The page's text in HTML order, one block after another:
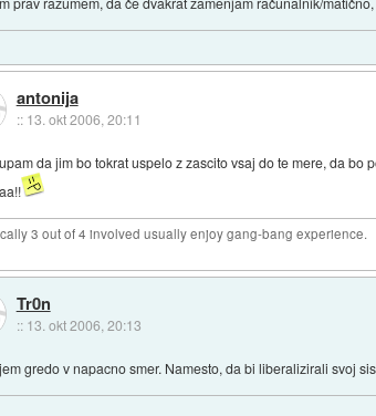
antonija
:: 13. okt 2006, 20:11
da jim bo tokrat uspelo z zascito vsaj do te mere, da
3 out of 4 involved usually enjoy gang-bang experience.
Tr0n
:: 13. okt 2006, 20:13
gredo v napacno smer. Namesto, da bi liberalizirali svoj